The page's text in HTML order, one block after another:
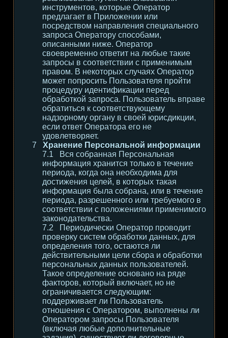
инструментов, которые Оператор
предлагает в Приложении или
посредством направления специального
запроса Оператору способами,
описанными ниже. Оператор
своевременно ответит на любые такие
запросы в соответствии с применимым
правом. В некоторых случаях Оператор
может попросить Пользователя пройти
процедуру идентификации перед
обработкой запроса. Пользователь вправе
обратиться к соответствующему
надзорному органу в своей юрисдикции,
если ответ Оператора его не
удовлетворяет.
Хранение Персональной информации
Вся собранная Персональная
информация хранится только в течение
периода, когда она необходима для
достижения целей, в которых такая
информация была собрана, или в течение
периода, разрешенного или требуемого в
соответствии с положениями применимого
законодательства.
Периодически Оператор проводит
проверку систем обработки данных, для
определения того, остаются ли
действительными цели сбора и обработки
персональных данных пользователей.
Такое определение основано на ряде
факторов, который включает, но не
ограничивается следующим:
поддерживает ли Пользователь
отношения с Оператором, выполнены ли
Оператором запросы Пользователя
(включая любые дополнительные